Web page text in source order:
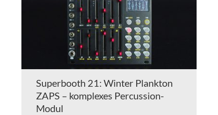
Superbooth 21: Winter Plankton
ZAPS – komplexes Percussion-
Modul